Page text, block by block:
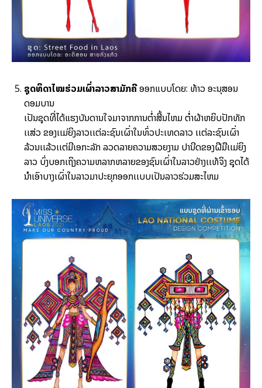
ຊຸດທິດາໄໝຮ່ວມເຜົ່າລາວສາມັກຄີອອກແບບໂດຍ: ທ້າວ ອະນຸສອນ
ດອມບານ
ເປັນຊຸດທີ່ໄດ້ແຮງບັນດານໃຈມາຈາກການຕໍ່າສີ້ນໄຫມ ຕໍ່າຜ້າຫຍິບປັກທັກ
ເເສ່ວ ຂອງເເມ່ຍິງລາວເເຕ່ລະຊົນເຜົ່າໃນທົ່ວປະເທດລາວ ເເຕ່ລະຊົນເຜົ່າ
ລ້ວນເເລ້ວເເຕ່ມີເອກະລັກ ລວດລາຍຄວາມສວຍງາມ ປານີດຂອງຝີມືເເມ່ຍິງ
ລາວ ບົ່ງບອກເຖິງຄວາມຫລາກຫລາຍຂອງຊົນເຜົ່າໃນລາວຢ່າງເເທ້ຈິງ ຊຸດໄດ້
ນໍາເອົາບາງເຜົ່າໃນລາວມາປະຍຸກອອກເເບບເປັນລາວຮ່ວມສະໄຫມ